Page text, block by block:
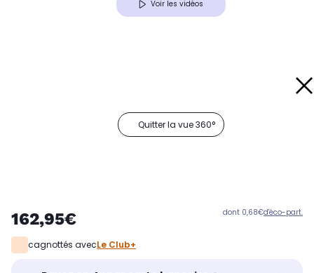
Voir les vidéos
Quitter la vue 360°
162,95€ dont 0,68€d'éco-part.
cagnottés avecLe Club+